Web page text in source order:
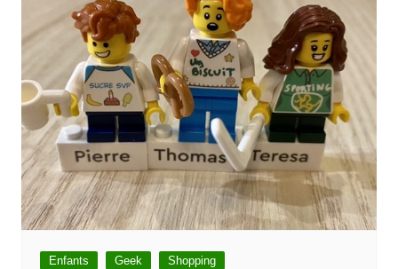
Enfants Geek Shopping